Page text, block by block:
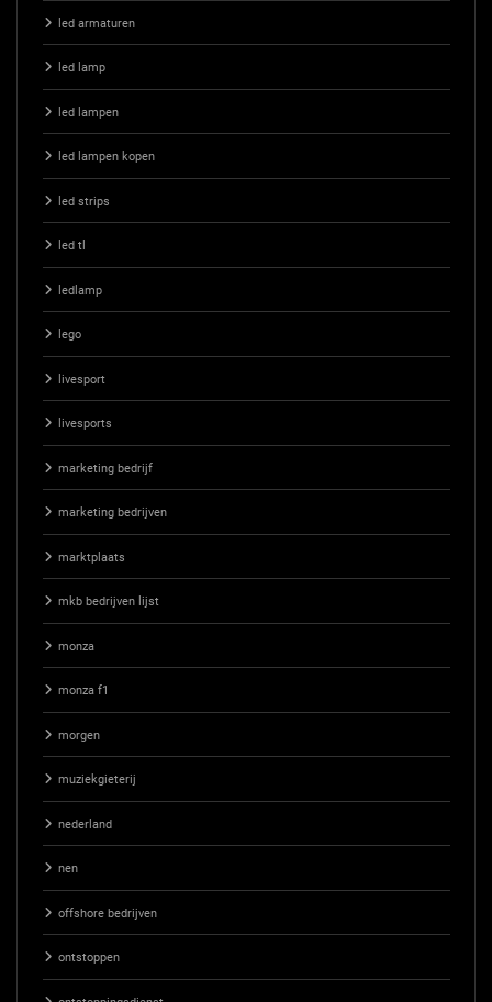
led armaturen
led lamp
led lampen
led lampen kopen
led strips
led tl
ledlamp
lego
livesport
livesports
marketing bedrijf
marketing bedrijven
marktplaats
mkb bedrijven lijst
monza
monza f1
morgen
muziekgieterij
nederland
nen
offshore bedrijven
ontstoppen